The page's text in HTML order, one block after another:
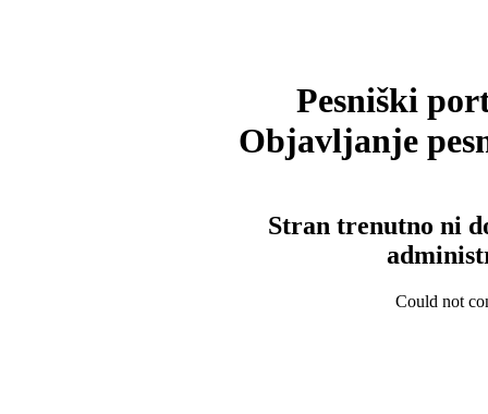
Pesniški
Objavljanje
Stran trenutno ni
Could not